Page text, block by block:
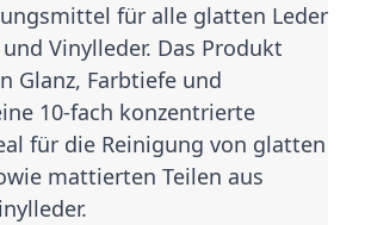
für alle glatten Leder
Vinylleder. Das Produkt
Glanz, Farbtiefe und
10-fach konzentrierte
für die Reinigung von glatten
mattierten Teilen aus